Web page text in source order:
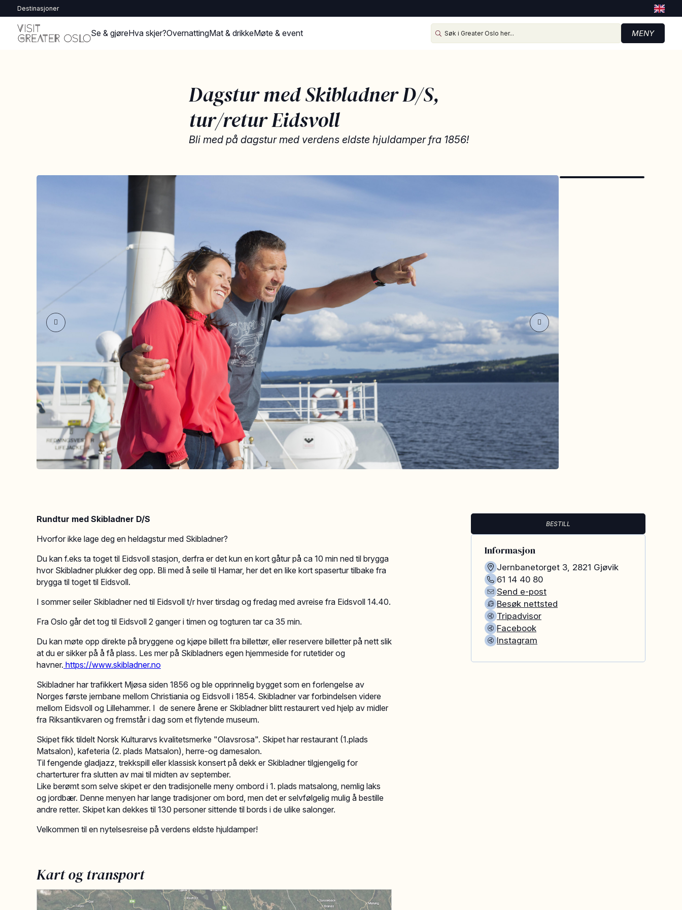
Destinasjoner
Se & gjøreHva skjer?OvernattingMat & drikkeMøte & event MENY
Dagstur med Skibladner D/S,
tur/retur Eidsvoll
Bli med på dagstur med verdens eldste hjuldamper fra 1856!
Rundtur med Skibladner D/S
Hvorfor ikke lage deg en heldagstur med Skibladner?
Du kan f.eks ta toget til Eidsvoll stasjon, derfra er det kun en kort gåtur på ca 10 min ned til brygga
hvor Skibladner plukker deg opp. Bli med å seile til Hamar, her det en like kort spasertur tilbake fra
brygga til toget til Eidsvoll.
I sommer seiler Skibladner ned til Eidsvoll t/r hver tirsdag og fredag med avreise fra Eidsvoll 14.40.
Fra Oslo går det tog til Eidsvoll 2 ganger i timen og togturen tar ca 35 min.
Du kan møte opp direkte på bryggene og kjøpe billett fra billettør, eller reservere billetter på nett slik
at du er sikker på å få plass. Les mer på Skibladners egen hjemmeside for rutetider og
havner. https://www.skibladner.no
Skibladner har trafikkert Mjøsa siden 1856 og ble opprinnelig bygget som en forlengelse av
Norges første jernbane mellom Christiania og Eidsvoll i 1854. Skibladner var forbindelsen videre
mellom Eidsvoll og Lillehammer. I de senere årene er Skibladner blitt restaurert ved hjelp av midler
fra Riksantikvaren og fremstår i dag som et flytende museum.
Skipet fikk tildelt Norsk Kulturarvs kvalitetsmerke "Olavsrosa". Skipet har restaurant (1.plads
Matsalon), kafeteria (2. plads Matsalon), herre-og damesalon.
Til fengende gladjazz, trekkspill eller klassisk konsert på dekk er Skibladner tilgjengelig for
charterturer fra slutten av mai til midten av september.
Like berømt som selve skipet er den tradisjonelle meny ombord i 1. plads matsalong, nemlig laks
og jordbær. Denne menyen har lange tradisjoner om bord, men det er selvfølgelig mulig å bestille
andre retter. Skipet kan dekkes til 130 personer sittende til bords i de ulike salonger.
Velkommen til en nytelsesreise på verdens eldste hjuldamper!
Kart og transport
BESTILL
Informasjon
Jernbanetorget 3, 2821 Gjøvik
61 14 40 80
Send e-post
Besøk nettsted
Tripadvisor
Facebook
Instagram